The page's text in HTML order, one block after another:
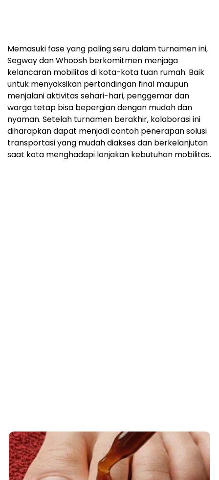
Memasuki fase yang paling seru dalam turnamen ini,
Segway dan Whoosh berkomitmen menjaga
kelancaran mobilitas di kota-kota tuan rumah. Baik
untuk menyaksikan pertandingan final maupun
menjalani aktivitas sehari-hari, penggemar dan
warga tetap bisa bepergian dengan mudah dan
nyaman. Setelah turnamen berakhir, kolaborasi ini
diharapkan dapat menjadi contoh penerapan solusi
transportasi yang mudah diakses dan berkelanjutan
saat kota menghadapi lonjakan kebutuhan mobilitas.